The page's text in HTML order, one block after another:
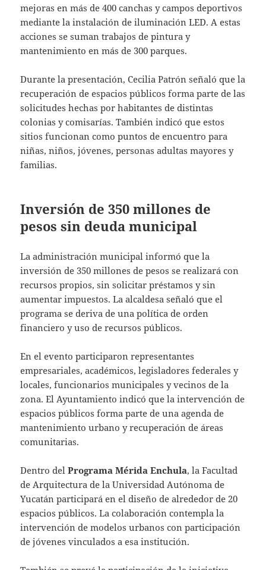
mejoras en más de 400 canchas y campos deportivos
mediante la instalación de iluminación LED. A estas
acciones se suman trabajos de pintura y
mantenimiento en más de 300 parques.
Durante la presentación, Cecilia Patrón señaló que la
recuperación de espacios públicos forma parte de las
solicitudes hechas por habitantes de distintas
colonias y comisarías. También indicó que estos
sitios funcionan como puntos de encuentro para
niñas, niños, jóvenes, personas adultas mayores y
familias.
Inversión de 350 millones de
pesos sin deuda municipal
La administración municipal informó que la
inversión de 350 millones de pesos se realizará con
recursos propios, sin solicitar préstamos y sin
aumentar impuestos. La alcaldesa señaló que el
programa se deriva de una política de orden
financiero y uso de recursos públicos.
En el evento participaron representantes
empresariales, académicos, legisladores federales y
locales, funcionarios municipales y vecinos de la
zona. El Ayuntamiento indicó que la intervención de
espacios públicos forma parte de una agenda de
mantenimiento urbano y recuperación de áreas
comunitarias.
Dentro delPrograma Mérida Enchula, la Facultad
de Arquitectura de la Universidad Autónoma de
Yucatán participará en el diseño de alrededor de 20
espacios públicos. La colaboración contempla la
intervención de modelos urbanos con participación
de jóvenes vinculados a esa institución.